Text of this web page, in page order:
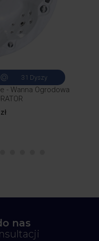
31 Dyszy
- Wanna Ogrodowa
nas